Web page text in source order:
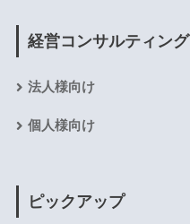
経営コンサルティング
法人様向け
個人様向け
ピックアップ